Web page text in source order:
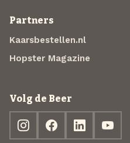
Partners
Kaarsbestellen.nl
Hopster Magazine
Volg de Beer